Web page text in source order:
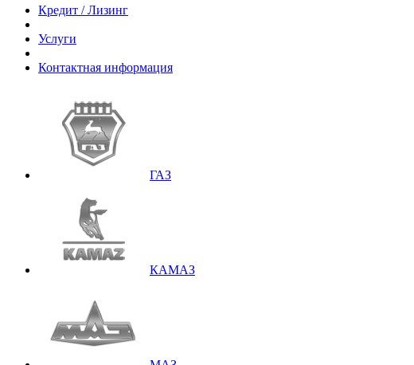
Кредит / Лизинг
Услуги
Контактная информация
ГАЗ
КАМАЗ